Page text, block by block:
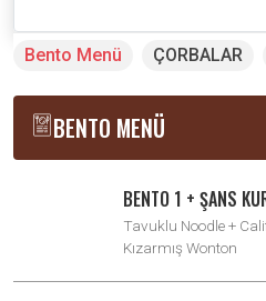
Bento Menü ÇORBALAR
BENTO MENÜ
BENTO 1 + ŞANS
Tavuklu Noodle +
Kızarmış Wonton